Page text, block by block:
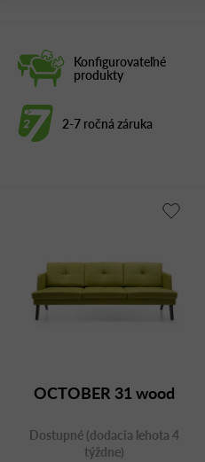
Konfigurovateľné
produkty
2-7 ročná záruka
OCTOBER 31 wood
Dostupné (dodacia lehota 4
týždne)